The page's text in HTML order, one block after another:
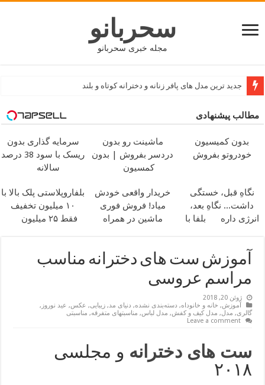
سحربانو
مجله خبری سحربانو
بهترین کسب و کار و شغل های نیمه وقت مناسب دانشجویان
مطالب پیشنهادی
بدون کمیسیون
خودروتو بفروش
ماشینت رو بدون
دردسر بفروش | بدون
کمسیون
سرمایه گذاری بدون
ریسک با سود 38 درصد
سالانه
نگاهِ قبل، خستگی
داشت... نگاهِ بعد،
انرژی داره
بلفا با
خریدار واقعی خودش
میاد! فروش فوری
ماشین در همراه
بلفاروپلاستی پلک بالا با
۱۰ میلیون تخفیف
فقط ۲۵ میلیون
آموزش ست های دخترانه مناسب
مراسم عروسی
ژوئن 20, 2018
آموزش, خانه و خانوداه, دسته‌بندی نشده, دنیای مد,زیبایی, عکس, عید نوروز ,
گالری, مدل, مدل کیف و کفش, مدل لباس, مناسبتهای متفرقه, مناسبتی
Leave a comment
ست های دخترانه و مجلسی
۲۰۱۸